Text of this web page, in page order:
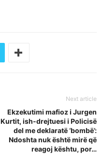
Next article
Ekzekutimi mafioz i Jurgen
Kurtit, ish-drejtuesi i Policisë
del me deklaratë ‘bombë’:
Ndoshta nuk është mirë që
reagoj kështu, por…